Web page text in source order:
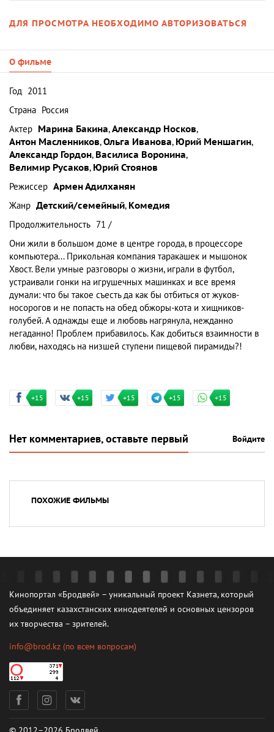
ДЛЯ ПРОСМОТРА НЕОБХОДИМО АВТОРИЗОВАТЬСЯ
О фильме
Год 2011
Страна Россия
Актер Марина Бакина,Александр Носков,
Антон Масленников,Ольга Иванова, Юрий Меншагин,
Александр Гордон, Василиса Воронина,
Велимир Русаков, Юрий Стоянов
Режиссер Армен Адилханян
Жанр Детский/семейный, Комедия
Продолжительность 71 /
Они жили в большом доме в центре города, в процессоре
компьютера... Прикольная компания таракашек и мышонок
Хвост. Вели умные разговоры о жизни, играли в футбол,
устраивали гонки на игрушечных машинках и все время
думали: что бы такое съесть да как бы отбиться от жуков-
носорогов и не попасть на обед обжоры-кота и хищников-
голубей. А однажды еще и любовь нагрянула, нежданно
негаданно! Проблем прибавилось. Как добиться взаимности в
любви, находясь на низшей ступени пищевой пирамиды?!
+15 +15 +15 +15 +15
Нет комментариев, оставьте первый Войдите
ПОХОЖИЕ ФИЛЬМЫ
Кинопортал «Бродвей» – уникальный проект Казнета, который
объединяет казахстанских кинодеятелей и основных цензоров
их творчества – зрителей.
info@brod.kz (по всем вопросам)